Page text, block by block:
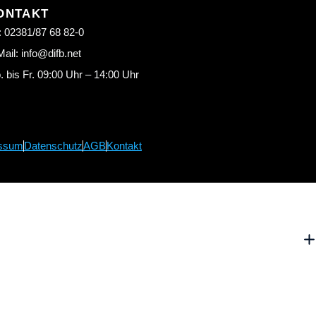
02381/87 68 82-0
info@difb.net
bis Fr. 09:00 Uhr – 14:00 Uhr
DatenschutzAGBKontakt